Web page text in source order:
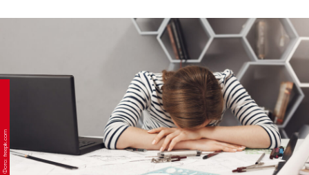
Фото: freepik.com